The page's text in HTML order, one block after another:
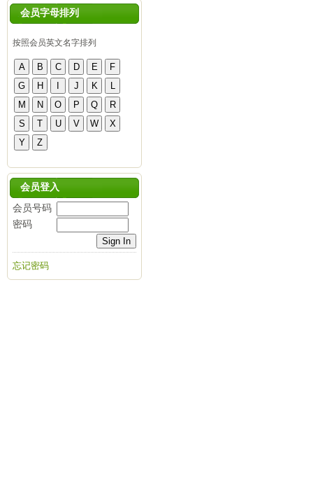
会员字母排列
按照会员英文名字排列
会员登入
会员号码
密码
忘记密码